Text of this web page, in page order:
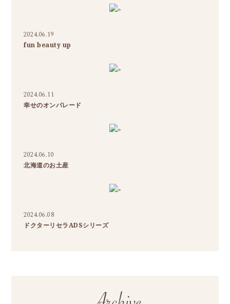
>
2024.06.19
fun beauty up
>
2024.06.11
幸せのオンパレード
>
2024.06.10
北海道のお土産
>
2024.06.08
ドクターリセラADSシリーズ